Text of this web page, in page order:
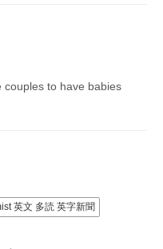
couples to have babies
英文 多読 英字新聞